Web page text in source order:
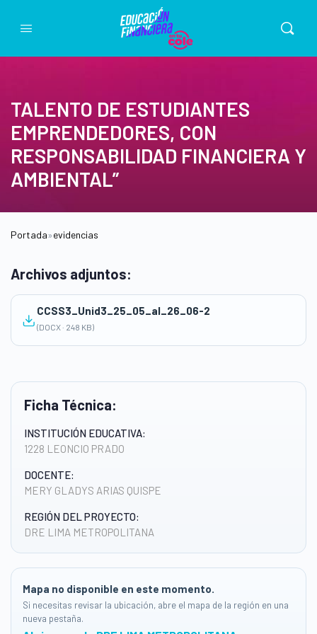
TALENTO DE ESTUDIANTES
EMPRENDEDORES, CON
RESPONSABILIDAD FINANCIERA Y
AMBIENTAL”
Portada»evidencias
Ficha Técnica:
INSTITUCIÓN EDUCATIVA:
1228 LEONCIO PRADO
DOCENTE:
MERY GLADYS ARIAS QUISPE
REGIÓN DEL PROYECTO:
DRE LIMA METROPOLITANA
Mapa no disponible en este momento.
Si necesitas revisar la ubicación, abre el mapa de la región en una
nueva pestaña.
Archivos adjuntos:
CCSS3_Unid3_25_05_al_26_06-2
(DOCX · 248 KB)